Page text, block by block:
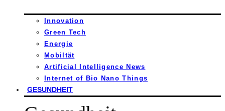
Innovation
Green Tech
Energie
Mobiltät
Artificial Intelligence News
Internet of Bio Nano Things
GESUNDHEIT